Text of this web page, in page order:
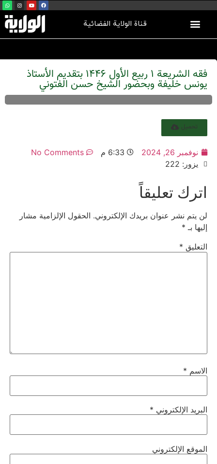
قناة الولاية الفضائية
فقه الشريعة 1 ربيع الأول 1446 بتقديم الأستاذ
يونس خليفة وبحضور الشيخ حسن الفتوني
تحميل
نوفمبر 26, 2024 6:33 م
No Comments
يزور: 222
اترك تعليقاً
لن يتم نشر عنوان بريدك الإلكتروني. الحقول الإلزامية مشار
إليها بـ *
التعليق *
الاسم *
البريد الإلكتروني *
الموقع الإلكتروني